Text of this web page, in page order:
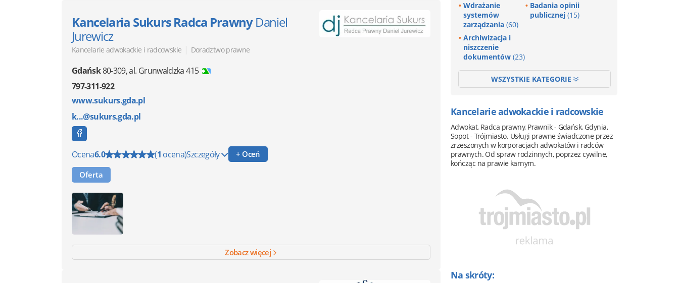
Kancelaria Sukurs Radca Prawny Daniel
Jurewicz
Kancelarie adwokackie i radcowskie | Doradztwo prawne
Gdańsk80-309,al. Grunwaldzka 415
797-311-922
www.sukurs.gda.pl
k...@sukurs.gda.pl
Ocena6.0 (1 ocena)Szczegóły + Oceń
Oferta
Zobacz więcej
Wdrażanie
systemów
zarządzania (60)
Badania opinii
publicznej (15)
Archiwizacja i
niszczenie
dokumentów (23)
WSZYSTKIE KATEGORIE
Kancelarie adwokackie i radcowskie
Adwokat, Radca prawny, Prawnik - Gdańsk, Gdynia,
Sopot - Trójmiasto. Usługi prawne świadczone przez
zrzeszonych w korporacjach adwokatów i radców
prawnych. Od spraw rodzinnych, poprzez cywilne,
kończąc na prawie karnym.
Na skróty: